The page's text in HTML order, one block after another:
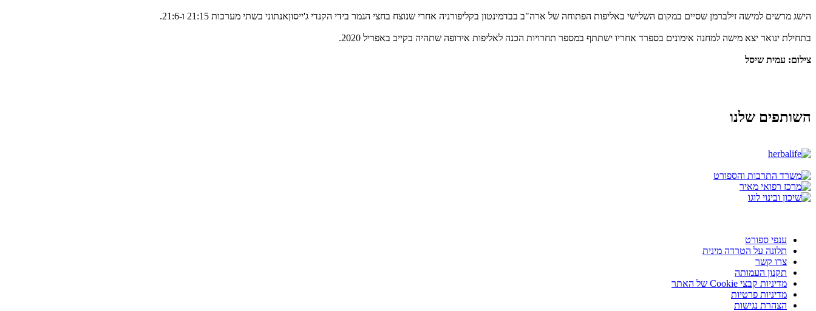
הישג מרשים למישה זילברמן שסיים במקום השלישי באליפות הפתוחה של ארה"ב בבדמינטון בקליפורניה אחרי שנוצח בחצי הגמר בידי הקנדי ג'ייסוןאנתוני בשתי מערכות 21:15 ו-21:6.
בתחילת ינואר יצא מישה למחנה אימונים בספרד אחריו ישתתף במספר תחרויות הכנה לאליפות אירופה שתהיה בקייב באפריל 2020.
צילום: עמית שיסל
השותפים שלנו
ענפי ספורט
תלונה על הטרדה מינית
צרו קשר
תקנון העמותה
מדיניות קבצי Cookie של האתר
מדיניות פרטיות
הצהרת נגישות